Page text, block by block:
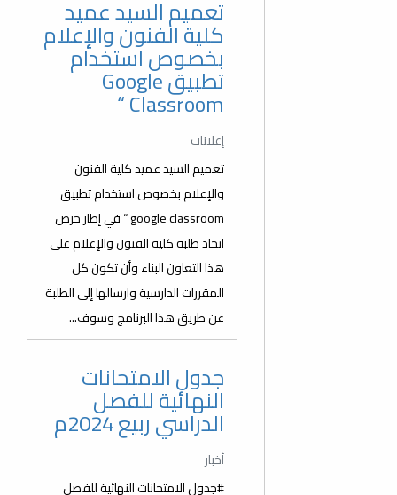
تعميم السيد عميد
كلية الفنون والإعلام
بخصوص استخدام
تطبيق Google
Classroom “
إعلانات
تعميم السيد عميد كلية الفنون
والإعلام بخصوص استخدام تطبيق
google classroom “ في إطار حرص
اتحاد طلبة كلية الفنون والإعلام على
هذا التعاون البناء وأن تكون كل
المقررات الدارسية وارسالها إلى الطلبة
عن طريق هذا البرنامج وسوف...
جدول الامتحانات
النهائية للفصل
الدراسي ربيع 2024م
أخبار
#جدول الامتحانات النهائية للفصل